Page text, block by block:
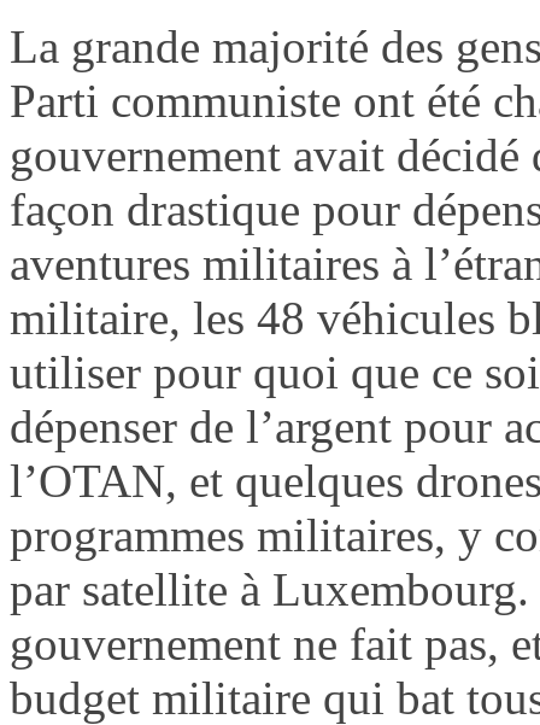
La grande majorité des
Parti communiste ont été
gouvernement avait
façon drastique pour
aventures militaires à
militaire, les 48 véhicules
utiliser pour quoi que ce
dépenser de l’argent pour
l’OTAN, et quelques
programmes militaires, y
par satellite à Luxembourg.
gouvernement ne fait pas,
budget militaire qui bat